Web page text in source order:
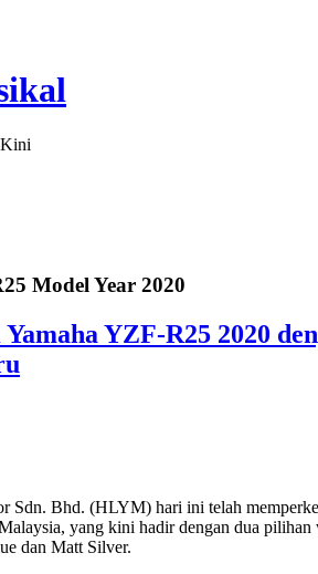
Model Year 2020
YZF-R25 2020
Sdn. Bhd. (HLYM) hari ini telah
yang kini hadir dengan dua
dan Matt Silver.